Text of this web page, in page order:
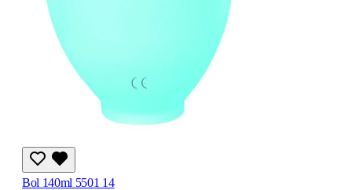
Bol 140ml 5501 14